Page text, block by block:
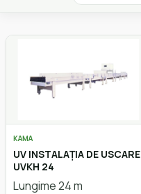
KAMA
UV INSTALAȚIA DE USCARE
UVKH 24
Lungime 24 m